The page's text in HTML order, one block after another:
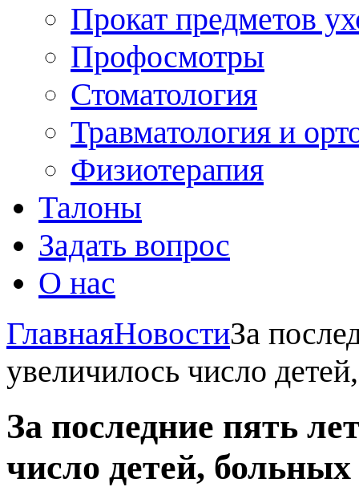
Прокат предметов
Профосмотры
Стоматология
Травматология и
Физиотерапия
Талоны
Задать вопрос
О нас
ГлавнаяНовостиЗа
увеличилось число
За последние пять
число детей,